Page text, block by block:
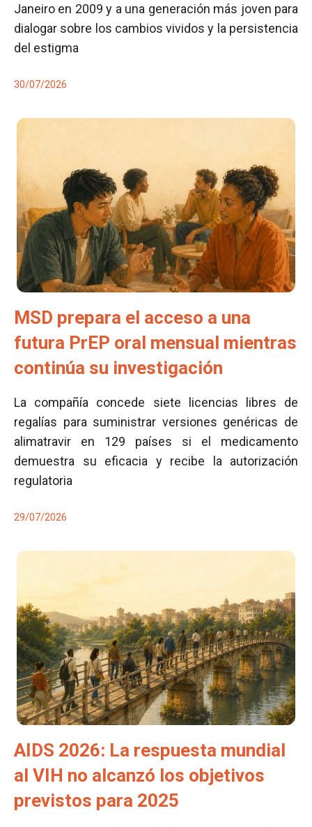
Janeiro en 2009 y a una generación más joven para
dialogar sobre los cambios vividos y la persistencia
del estigma
30/07/2026
MSD prepara el acceso a una
futura PrEP oral mensual mientras
continúa su investigación
La compañía concede siete licencias libres de
regalías para suministrar versiones genéricas de
alimatravir en 129 países si el medicamento
demuestra su eficacia y recibe la autorización
regulatoria
29/07/2026
AIDS 2026: La respuesta mundial
al VIH no alcanzó los objetivos
previstos para 2025